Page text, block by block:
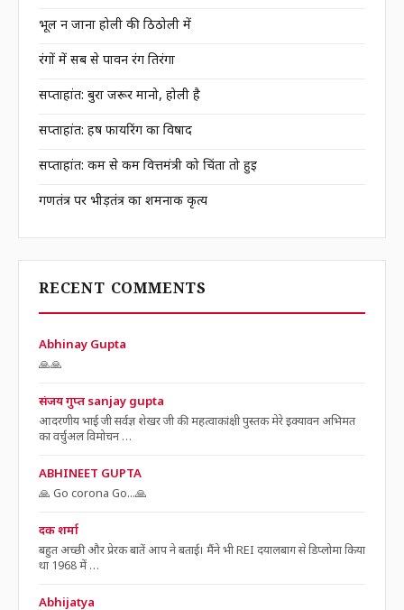
भूल न जाना होली की ठिठोली में
रंगों में सब से पावन रंग तिरंगा
सप्ताहांत: बुरा जरूर मानो, होली है
सप्ताहांत: हर्ष फायरिंग का विषाद
सप्ताहांत: कम से कम वित्तमंत्री को चिंता तो हुई
गणतंत्र पर भीड़तंत्र का शर्मनाक कृत्य
RECENT COMMENTS
Abhinay Gupta
🙏🙏
संजय गुप्त sanjay gupta
आदरणीय भाई जी सर्वज्ञ शेखर जी की महत्वाकांक्षी पुस्तक मेरे इक्यावन अभिमत
का वर्चुअल विमोचन …
ABHINEET GUPTA
🙏 Go corona Go...🙏
दक शर्मा
बहुत अच्छी और प्रेरक बातें आप ने बताई। मैंने भी REI दयालबाग से डिप्लोमा किया
था 1968 में …
Abhijatya